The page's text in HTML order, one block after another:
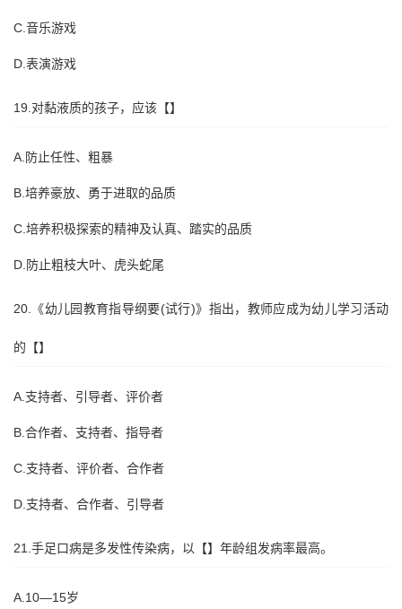
C.音乐游戏
D.表演游戏
19.对黏液质的孩子，应该【】
A.防止任性、粗暴
B.培养豪放、勇于进取的品质
C.培养积极探索的精神及认真、踏实的品质
D.防止粗枝大叶、虎头蛇尾
20.《幼儿园教育指导纲要(试行)》指出，教师应成为幼儿学习活动
的【】
A.支持者、引导者、评价者
B.合作者、支持者、指导者
C.支持者、评价者、合作者
D.支持者、合作者、引导者
21.手足口病是多发性传染病，以【】年龄组发病率最高。
A.10—15岁